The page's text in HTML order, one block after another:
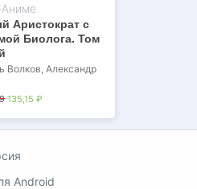
Аристократ с
Биолога. Том
Волков Александр
135,15 ₽
Android